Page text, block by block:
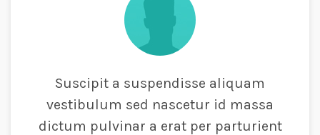
Suscipit a suspendisse aliquam
vestibulum sed nascetur id massa
dictum pulvinar a erat per parturient